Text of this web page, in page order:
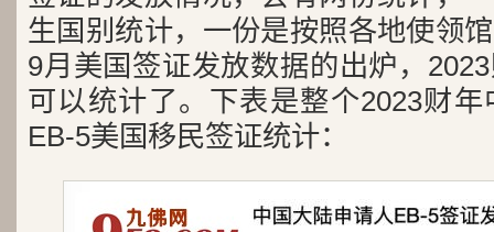
生国别统计，一份是按照各地使领
9月美国签证发放数据的出炉，
可以统计了。下表是整个2023财
EB-5美国移民签证统计：